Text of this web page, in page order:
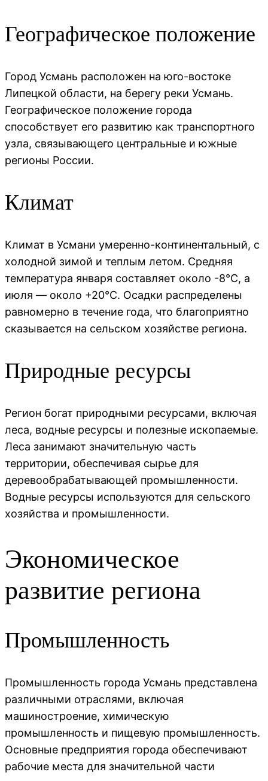
Географическое положение
Город Усмань расположен на юго-востоке
Липецкой области, на берегу реки Усмань.
Географическое положение города
способствует его развитию как транспортного
узла, связывающего центральные и южные
регионы России.
Климат
Климат в Усмани умеренно-континентальный, с
холодной зимой и теплым летом. Средняя
температура января составляет около -8°C, а
июля — около +20°C. Осадки распределены
равномерно в течение года, что благоприятно
сказывается на сельском хозяйстве региона.
Природные ресурсы
Регион богат природными ресурсами, включая
леса, водные ресурсы и полезные ископаемые.
Леса занимают значительную часть
территории, обеспечивая сырье для
деревообрабатывающей промышленности.
Водные ресурсы используются для сельского
хозяйства и промышленности.
Экономическое
развитие региона
Промышленность
Промышленность города Усмань представлена
различными отраслями, включая
машиностроение, химическую
промышленность и пищевую промышленность.
Основные предприятия города обеспечивают
рабочие места для значительной части